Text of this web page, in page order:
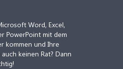
Word, Excel,
PowerPoint mit dem
kommen und Ihre
keinen Rat? Dann